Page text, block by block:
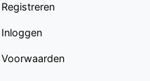
Registreren
Inloggen
Voorwaarden